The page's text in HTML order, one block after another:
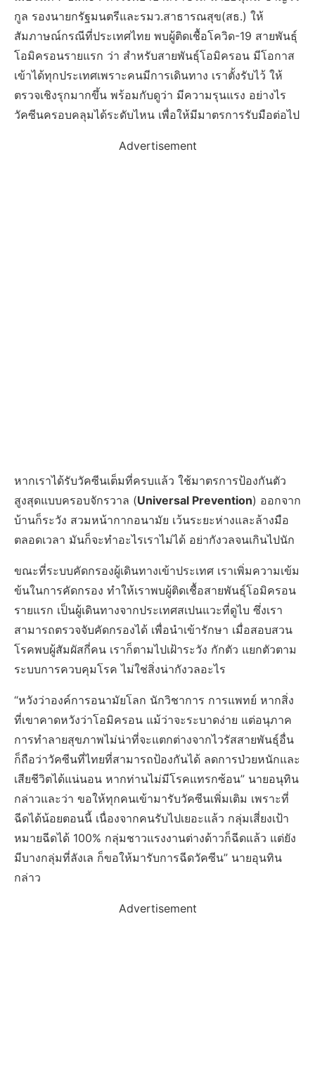
กูล รองนายกรัฐมนตรีและรมว.สาธารณสุข(สธ.) ให้
สัมภาษณ์กรณีที่ประเทศไทย พบผู้ติดเชื้อโควิด-19 สายพันธุ์
โอมิครอนรายแรก ว่า สำหรับสายพันธุ์โอมิครอน มีโอกาส
เข้าได้ทุกประเทศเพราะคนมีการเดินทาง เราตั้งรับไว้ ให้
ตรวจเชิงรุกมากขึ้น พร้อมกับดูว่า มีความรุนแรง อย่างไร
วัคซีนครอบคลุมได้ระดับไหน เพื่อให้มีมาตรการรับมือต่อไป
Advertisement
หากเราได้รับวัคซีนเต็มที่ครบแล้ว ใช้มาตรการป้องกันตัว
สูงสุดแบบครอบจักรวาล (Universal Prevention) ออกจาก
บ้านก็ระวัง สวมหน้ากากอนามัย เว้นระยะห่างและล้างมือ
ตลอดเวลา มันก็จะทำอะไรเราไม่ได้ อย่ากังวลจนเกินไปนัก
ขณะที่ระบบคัดกรองผู้เดินทางเข้าประเทศ เราเพิ่มความเข้ม
ข้นในการคัดกรอง ทำให้เราพบผู้ติดเชื้อสายพันธุ์โอมิครอน
รายแรก เป็นผู้เดินทางจากประเทศสเปนแวะที่ดูไบ ซึ่งเรา
สามารถตรวจจับคัดกรองได้ เพื่อนำเข้ารักษา เมื่อสอบสวน
โรคพบผู้สัมผัสกี่คน เราก็ตามไปเฝ้าระวัง กักตัว แยกตัวตาม
ระบบการควบคุมโรค ไม่ใช่สิ่งน่ากังวลอะไร
“หวังว่าองค์การอนามัยโลก นักวิชาการ การแพทย์ หากสิ่ง
ที่เขาคาดหวังว่าโอมิครอน แม้ว่าจะระบาดง่าย แต่อนุภาค
การทำลายสุขภาพไม่น่าที่จะแตกต่างจากไวรัสสายพันธุ์อื่น
ก็ถือว่าวัคซีนที่ไทยที่สามารถป้องกันได้ ลดการป่วยหนักและ
เสียชีวิตได้แน่นอน หากท่านไม่มีโรคแทรกซ้อน” นายอนุทิน
กล่าวและว่า ขอให้ทุกคนเข้ามารับวัคซีนเพิ่มเติม เพราะที่
ฉีดได้น้อยตอนนี้ เนื่องจากคนรับไปเยอะแล้ว กลุ่มเสี่ยงเป้า
หมายฉีดได้ 100% กลุ่มชาวแรงงานต่างด้าวก็ฉีดแล้ว แต่ยัง
มีบางกลุ่มที่ลังเล ก็ขอให้มารับการฉีดวัคซีน” นายอุนทิน
กล่าว
Advertisement